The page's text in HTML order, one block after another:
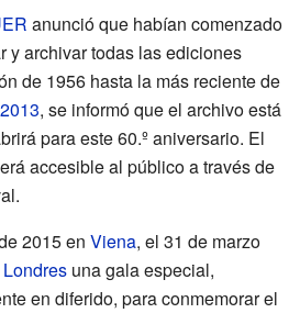
anunció que habían comenzado
y archivar todas las ediciones
de 1956 hasta la más reciente de
2013, se informó que el archivo está
para este 60.º aniversario. El
accesible al público a través de
2015 en Viena, el 31 de marzo
Londres una gala especial,
en diferido, para conmemorar el